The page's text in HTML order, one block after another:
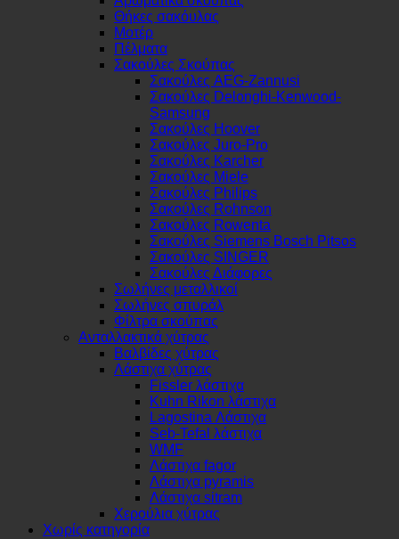
Θήκες σακόυλας
Μοτέρ
Πέλματα
Σακούλες Σκούπας
Σακούλες AEG-Zannusi
Σακούλες Delonghi-Kenwood-
Samsung
Σακούλες Hoover
Σακούλες Juro-Pro
Σακούλες Karcher
Σακούλες Miele
Σακούλες Philips
Σακούλες Rohnson
Σακούλες Rowenta
Σακούλες Siemens Bosch Pitsos
Σακούλες SINGER
Σακούλες Διάφορες
Σωλήνες μεταλλικοί
Σωλήνες σπυράλ
Φίλτρα σκούπας
Ανταλλακτικά χύτρας
Βαλβίδες χύτρας
Λάστιχα χύτρας
Fissler λάστιχα
Kuhn Rikon λάστιχα
Lagostina Λάστιχα
Seb-Tefal λάστιχα
WMF
Λάστιχα fagor
Λάστιχα pyramis
Λάστιχα sitram
Χερούλια χύτρας
Χωρίς κατηγορία